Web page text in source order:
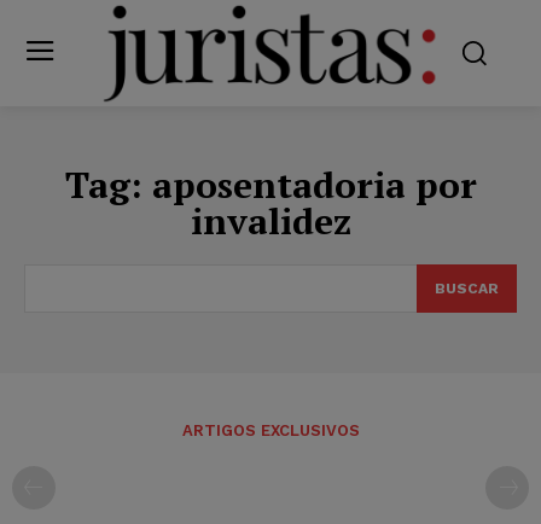
Tag: aposentadoria por
invalidez
BUSCAR
ARTIGOS EXCLUSIVOS